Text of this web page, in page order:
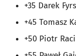
+35 Darek
+45 Tomasz
+50 Piotr